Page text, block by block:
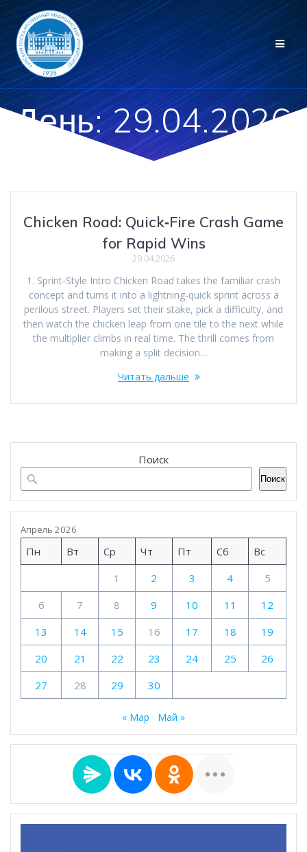
Перейти
контенту
День:29.04.2026
Chicken Road: Quick‑Fire Crash Game
for Rapid Wins
29.04.2026
1. Sprint‑Style Intro Chicken Road takes the familiar crash
concept and turns it into a lightning‑quick sprint across a
perilous street. Players set their stake, pick a difficulty, and
then watch the chicken leap from one tile to the next while
the multiplier climbs in real time. The thrill comes from
making a split decision…
Читать дальше
Поиск
Поиск
Апрель 2026
Пн Вт Ср Чт Пт Сб
Вс
1
2 3 4
5
6
7 8 9 10 11
12
13
14 15 16 17 18
19
20
21 22 23 24 25
26
27
28 29 30
« Мар Май »